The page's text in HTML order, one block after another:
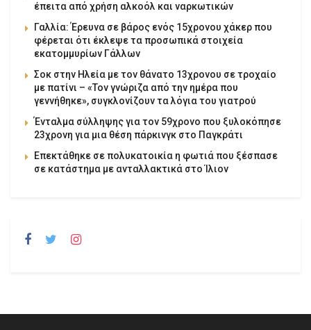
έπειτα από χρήση αλκοόλ και ναρκωτικών
Γαλλία: Έρευνα σε βάρος ενός 15χρονου χάκερ που
φέρεται ότι έκλεψε τα προσωπικά στοιχεία
εκατομμυρίων Γάλλων
Σοκ στην Ηλεία με τον θάνατο 13χρονου σε τροχαίο
με πατίνι – «Τον γνώριζα από την ημέρα που
γεννήθηκε», συγκλονίζουν τα λόγια του γιατρού
Ένταλμα σύλληψης για τον 59χρονο που ξυλοκόπησε
23χρονη για μια θέση πάρκινγκ στο Παγκράτι
Επεκτάθηκε σε πολυκατοικία η φωτιά που ξέσπασε
σε κατάστημα με ανταλλακτικά στο Ίλιον